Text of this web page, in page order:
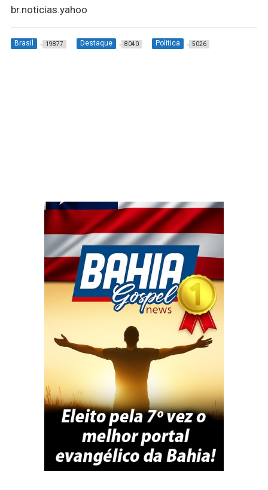
br.noticias.yahoo
Brasil 19877 Destaque 8040 Politica 5026